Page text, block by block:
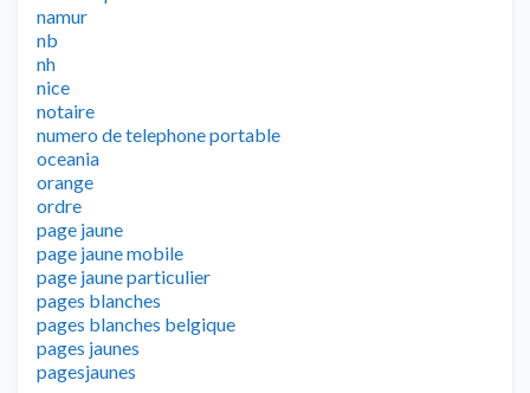
namur
nb
nh
nice
notaire
numero de telephone portable
oceania
orange
ordre
page jaune
page jaune mobile
page jaune particulier
pages blanches
pages blanches belgique
pages jaunes
pagesjaunes